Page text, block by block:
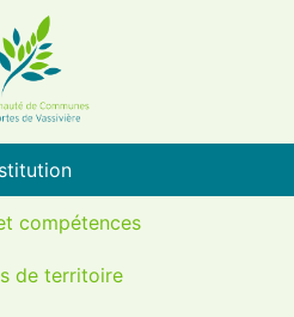
compétences
de territoire